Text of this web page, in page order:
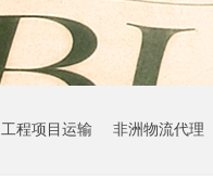
工程项目运输 非洲物流代理